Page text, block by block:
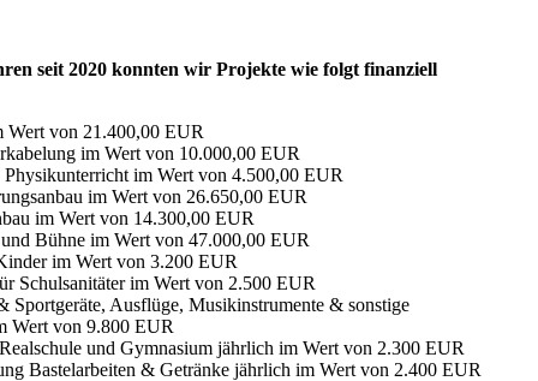
seit 2020 konnten wir Projekte wie folgt finanziell
Wert von 21.400,00 EUR
im Wert von 10.000,00 EUR
Physikunterricht im Wert von 4.500,00 EUR
im Wert von 26.650,00 EUR
im Wert von 14.300,00 EUR
Bühne im Wert von 47.000,00 EUR
im Wert von 3.200 EUR
Schulsanitäter im Wert von 2.500 EUR
Sportgeräte, Ausflüge, Musikinstrumente & sonstige
Wert von 9.800 EUR
und Gymnasium jährlich im Wert von 2.300 EUR
Bastelarbeiten & Getränke jährlich im Wert von 2.400 EUR